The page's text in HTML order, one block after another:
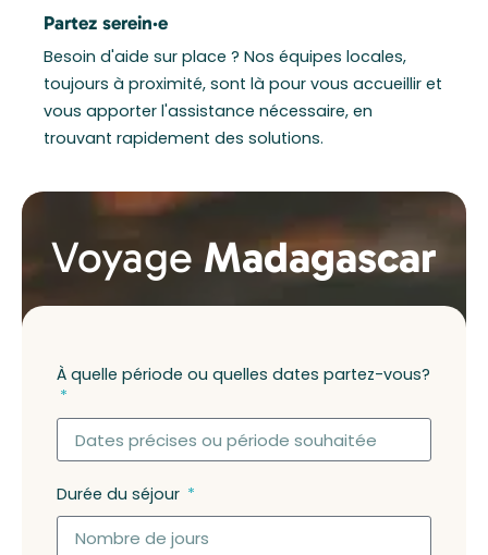
Partez serein·e
Besoin d'aide sur place ? Nos équipes locales,
toujours à proximité, sont là pour vous accueillir et
vous apporter l'assistance nécessaire, en
trouvant rapidement des solutions.
Voyage Madagascar
À quelle période ou quelles dates partez-vous?
Durée du séjour